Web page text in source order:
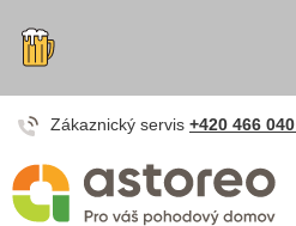
Zákaznický servis +420 466